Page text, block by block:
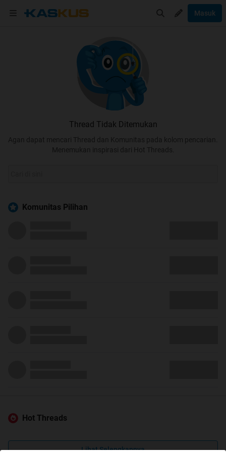
Masuk
Thread Tidak Ditemukan
Agan dapat mencari Thread dan Komunitas pada kolom pencarian.
Menemukan inspirasi dari Hot Threads.
Komunitas Pilihan
Hot Threads
Lihat Selengkapnya